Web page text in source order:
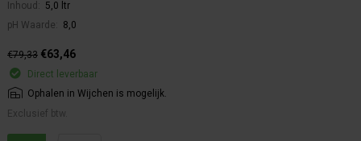
Inhoud:
5,0 ltr
pH Waarde:
8,0
€79,33 €63,46
Direct leverbaar
Ophalen in Wijchen is mogelijk.
Exclusief btw.